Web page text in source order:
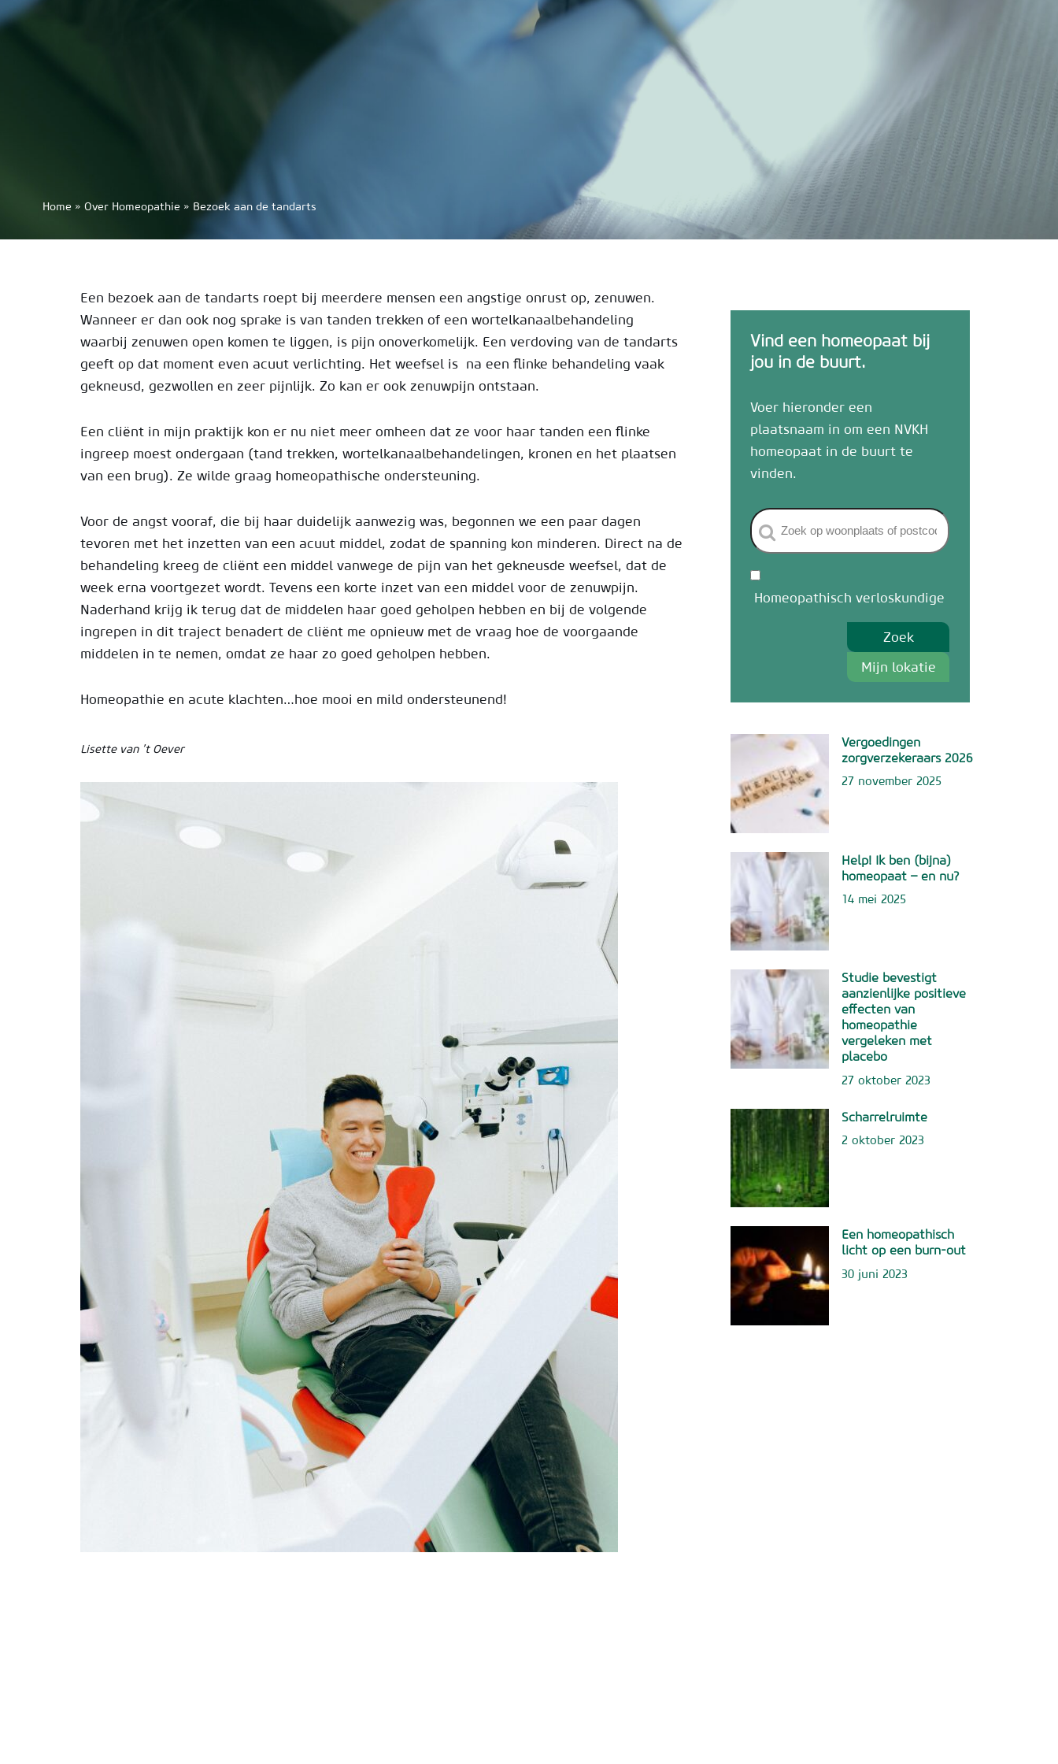
Home» Over Homeopathie» Bezoek aan de tandarts
Een bezoek aan de tandarts roept bij meerdere mensen een angstige onrust op, zenuwen.
Wanneer er dan ook nog sprake is van tanden trekken of een wortelkanaalbehandeling
waarbij zenuwen open komen te liggen, is pijn onoverkomelijk. Een verdoving van de tandarts
geeft op dat moment even acuut verlichting. Het weefsel is na een flinke behandeling vaak
gekneusd, gezwollen en zeer pijnlijk. Zo kan er ook zenuwpijn ontstaan.
Een cliënt in mijn praktijk kon er nu niet meer omheen dat ze voor haar tanden een flinke
ingreep moest ondergaan (tand trekken, wortelkanaalbehandelingen, kronen en het plaatsen
van een brug). Ze wilde graag homeopathische ondersteuning.
Voor de angst vooraf, die bij haar duidelijk aanwezig was, begonnen we een paar dagen
tevoren met het inzetten van een acuut middel, zodat de spanning kon minderen. Direct na de
behandeling kreeg de cliënt een middel vanwege de pijn van het gekneusde weefsel, dat de
week erna voortgezet wordt. Tevens een korte inzet van een middel voor de zenuwpijn.
Naderhand krijg ik terug dat de middelen haar goed geholpen hebben en bij de volgende
ingrepen in dit traject benadert de cliënt me opnieuw met de vraag hoe de voorgaande
middelen in te nemen, omdat ze haar zo goed geholpen hebben.
Homeopathie en acute klachten…hoe mooi en mild ondersteunend!
Lisette van ’t Oever
Vind een homeopaat bij
jou in de buurt.
Voer hieronder een
plaatsnaam in om een NVKH
homeopaat in de buurt te
vinden.
Homeopathisch verloskundige
Zoek
Mijn lokatie
Vergoedingen
zorgverzekeraars 2026
27 november 2025
Help! Ik ben (bijna)
homeopaat – en nu?
14 mei 2025
Studie bevestigt
aanzienlijke positieve
effecten van
homeopathie
vergeleken met
placebo
27 oktober 2023
Scharrelruimte
2 oktober 2023
Een homeopathisch
licht op een burn-out
30 juni 2023